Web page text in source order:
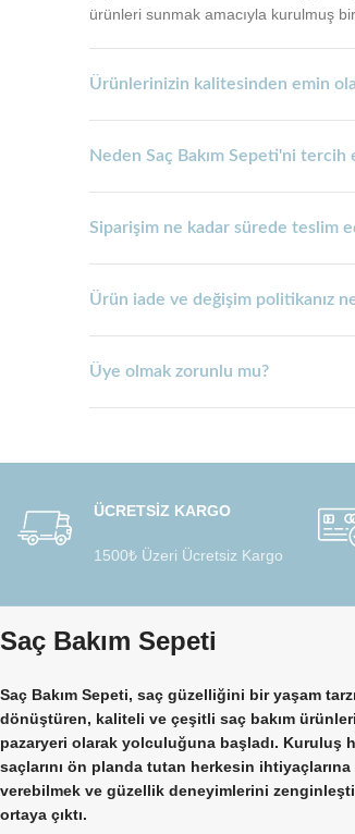
ürünleri sunmak amacıyla kurulmuş
Ürünlerinizin kalitesinden emin
Neden Saç Bakım Sepeti'ni tercih
Siparişim ne kadar sürede teslim
Ürün iade ve değişim politikanız
Üye olmak zorunlu mu?
ÜCRETSİZ KARGO
1500₺ Üzeri Ücretsiz Kargo
Saç Bakım Sepeti
Saç Bakım Sepeti, saç güzelliğini bir yaşam
dönüştüren, kaliteli ve çeşitli saç bakım
pazaryeri olarak yolculuğuna başladı. Kuruluş
saçlarını ön planda tutan herkesin ihtiyaçlarına
verebilmek ve güzellik deneyimlerini
ortaya çıktı.